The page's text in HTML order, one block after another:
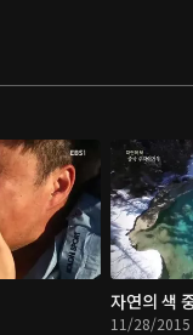
자연의 색
11/28/2015